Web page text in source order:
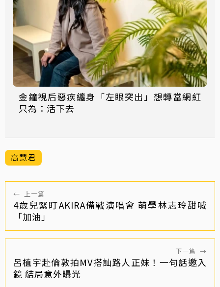
金鐘視后惡疾纏身「左眼突出」想轉當網紅
只為：活下去
高慧君
← 上一篇
4歲兒緊盯AKIRA備戰演唱會 萌學林志玲甜喊
「加油」
下一篇 →
呂植宇赴倫敦拍MV搭訕路人正妹！一句話邀入
鏡 結局意外曝光